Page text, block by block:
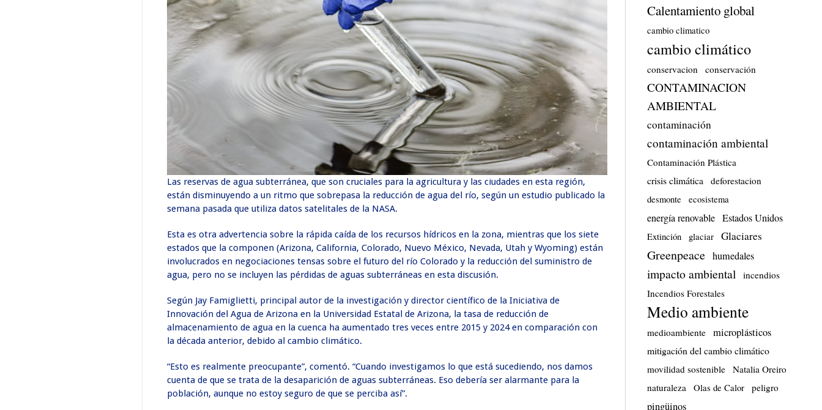
Las reservas de agua subterránea, que son cruciales para la agricultura y las ciudades en esta región,
están disminuyendo a un ritmo que sobrepasa la reducción de agua del río, según un estudio publicado la
semana pasada que utiliza datos satelitales de la NASA.
Esta es otra advertencia sobre la rápida caída de los recursos hídricos en la zona, mientras que los siete
estados que la componen (Arizona, California, Colorado, Nuevo México, Nevada, Utah y Wyoming) están
involucrados en negociaciones tensas sobre el futuro del río Colorado y la reducción del suministro de
agua, pero no se incluyen las pérdidas de aguas subterráneas en esta discusión.
Según Jay Famiglietti, principal autor de la investigación y director científico de la Iniciativa de
Innovación del Agua de Arizona en la Universidad Estatal de Arizona, la tasa de reducción de
almacenamiento de agua en la cuenca ha aumentado tres veces entre 2015 y 2024 en comparación con
la década anterior, debido al cambio climático.
“Esto es realmente preocupante”, comentó. “Cuando investigamos lo que está sucediendo, nos damos
cuenta de que se trata de la desaparición de aguas subterráneas. Eso debería ser alarmante para la
población, aunque no estoy seguro de que se perciba así”.
Calentamiento global
cambio climatico
cambio climático
conservacion conservación
CONTAMINACION
AMBIENTAL
contaminación
contaminación ambiental
Contaminación Plástica
crisis climática deforestacion
desmonte ecosistema
energía renovable Estados Unidos
Extinción glaciar Glaciares
Greenpeace humedales
impacto ambiental
incendios
Incendios Forestales
Medio ambiente
medioambiente microplásticos
mitigación del cambio climático
movilidad sostenible
Natalia Oreiro
naturaleza
Olas de Calor peligro
pingüinos